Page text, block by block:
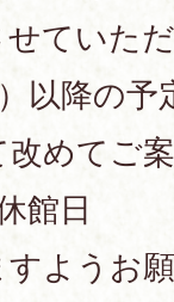
隊 会員限定
学・体験
ていた
以降の予
めてご
館日
ようお